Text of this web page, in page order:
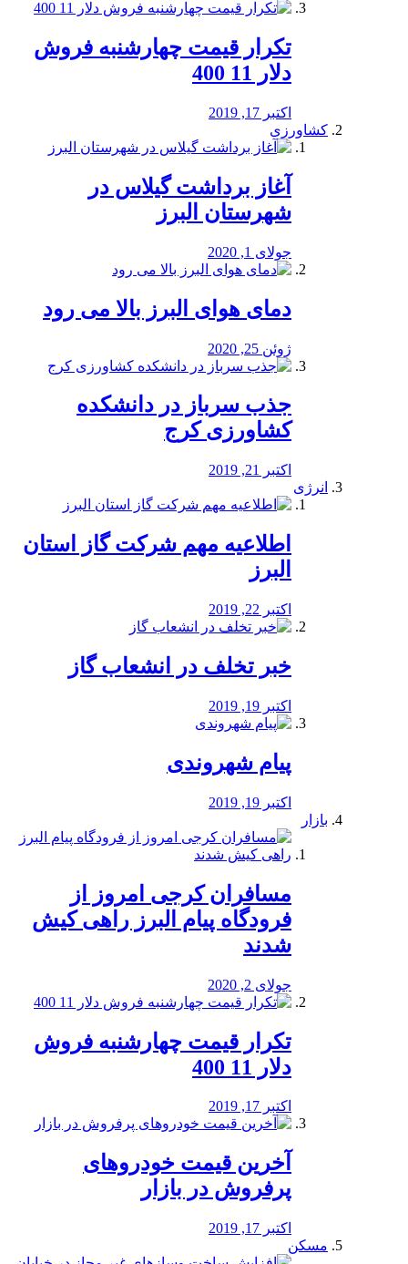
تکرار قیمت چهارشنبه فروش
دلار 11 400
اکتبر 17, 2019
کشاورزی
آغاز برداشت گیلاس در
شهرستان البرز
جولای 1, 2020
دمای هوای البرز بالا می رود
ژوئن 25, 2020
جذب سرباز در دانشکده
کشاورزی کرج
اکتبر 21, 2019
انرژی
️اطلاعیه مهم شرکت گاز استان
البرز
اکتبر 22, 2019
خبر تخلف در انشعاب گاز
اکتبر 19, 2019
پیام شهروندی
اکتبر 19, 2019
بازار
مسافران کرجی امروز از
فرودگاه پیام البرز راهی کیش
شدند
جولای 2, 2020
تکرار قیمت چهارشنبه فروش
دلار 11 400
اکتبر 17, 2019
آخرین قیمت خودرو‌های
پرفروش در بازار
اکتبر 17, 2019
مسکن